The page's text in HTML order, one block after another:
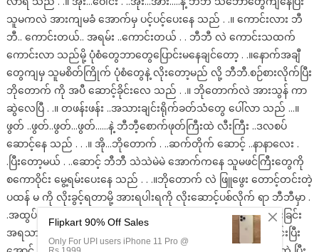
သူမကလဲ အားကျမခံ အောက်မှ ပင့်ပင့်ပေးနေ သည် . .။ ကောင်းလား ဘီ
ဘီ.. ကောင်းတယ်.. အရမ်း ..ကောင်းတယ် . . ဘီဘီ လဲ ကောင်းသထက်
ကောင်းလာ သည်မို့ ပုံစံတွေဘာတွေပြောင်းမနေချင်တော့ . .။နောက်အချီ
တွေကျမှ သူမစိတ်ကြိုက် ပုံစံတွေနဲ့ လိုးတော့မည် လို့ ဘီဘီ.စဉ်စားလိုက်ပြီး
ဘိုတောက် ကို အပီ ဆောင့်ခိုင်းလေ သည် . .။ ဘိုတောက်လဲ အားသွန် ကာ
ဆွဲလေပြီ . .။ တဖန်းဖန်း ..အသားချင်းရိုက်ခတ်သံတွေ ပေါ်လာ သည် …။
ဖွတ် ..ဖွတ်..ဖွတ်…ဖွတ်……နဲ့ ဘီဘီ့စောက်ဖုတ်ကြီးထဲ လီးကြီး ..ဒလစပ်
ဆောင့်နေ သည် . . .။ အို…ဘိုတောက် . ..ဆက်တိုက် ဆောင့် ..နာနာလေး .
.ပြီးတော့မယ် . ..ဆောင့် ဘီဘီ သဲသဲမဲမဲ အောက်ကနေ သူမဖင်ကြီးတွေကို
စကောဝိုင်း မွေ့ရမ်းပေးနေ သည် . . .။ဘိုတောက် လဲ ဖြူဖွေး တောင့်တင်းတဲ့
ပထန် မ ကို လိုးခွင့်ရတာမို့ အားရပါးရကို လိုးဆောင့်ပစ်လိုက် ရာ ဘီဘီမှာ .
.အထွပ်အထိပ် ကို တက်လှမ်း ရောက်ရှိသွားရ ပြီး . .ကာမရဲ့ ကောင်းခြင်း
အရသာ ကို ခံစားသွားရပါတော့ သည် ..။ ဆက်လိုး..ဘိုတောက် . .မင်းပြီး